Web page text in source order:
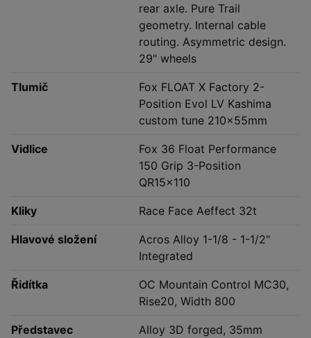
rear axle. Pure Trail
geometry. Internal cable
routing. Asymmetric design.
29" wheels
Tlumič
Fox FLOAT X Factory 2-
Position Evol LV Kashima
custom tune 210x55mm
Vidlice
Fox 36 Float Performance
150 Grip 3-Position
QR15x110
Kliky Race Face Aeffect 32t
Hlavové složení
Acros Alloy 1-1/8 - 1-1/2"
Integrated
Řidítka
OC Mountain Control MC30,
Rise20, Width 800
Představec
Alloy 3D forged, 35mm